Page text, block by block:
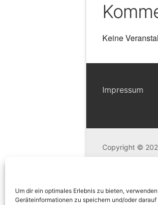
Um dir ein optimales Erlebnis zu bieten,
Geräteinformationen zu speichern und/oder
Keine
Impressum
Copyright ©